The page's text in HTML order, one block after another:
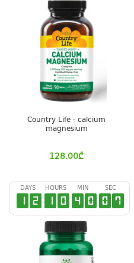
Country Life - calcium
magnesium
128.00₾
DAYS
1 2
HOURS
1 0
MIN
4 0
SEC
0 7